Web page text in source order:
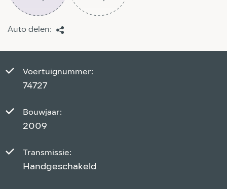
Auto delen:
Voertuignummer:
74727
Bouwjaar:
2009
Transmissie:
Handgeschakeld